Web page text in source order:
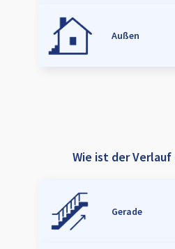
Außen
Wie ist der Verlauf
Gerade